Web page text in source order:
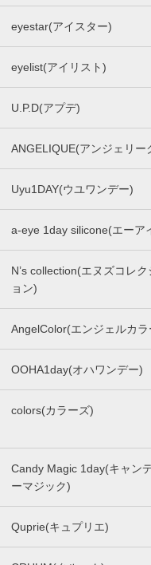
eyestar(アイスター)
eyelist(アイリスト)
U.P.D(アプデ)
ANGELIQUE(アンジェリー
Uyu1DAY(ウユワンデー)
a-eye 1day silicone(エーア
N’s collection(エヌズコレク
ョン)
AngelColor(エンジェルカラ
OOHA1day(オハワンデー)
colors(カラーズ)
Candy Magic 1day(キャン
ーマジック)
Quprie(キュプリエ)